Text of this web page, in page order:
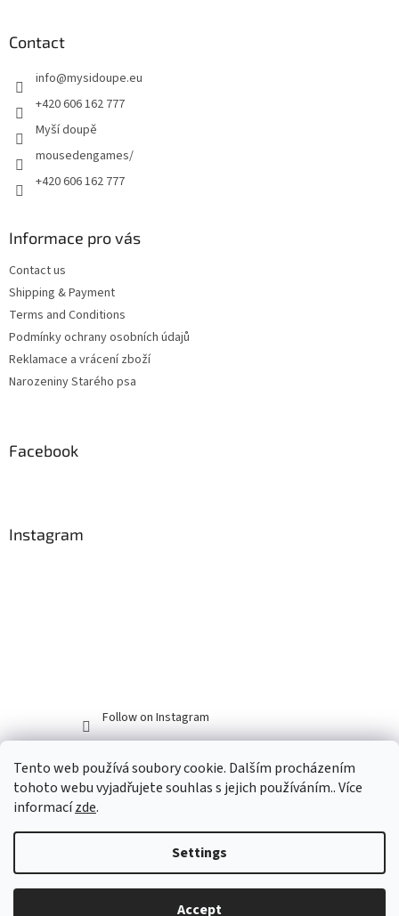
Tento web používá soubory cookie. Dalším procházením
tohoto webu vyjadřujete souhlas s jejich používáním.. Více
informacízde.
Settings
Accept
Contact
info@mysidoupe.eu
+420 606 162 777
Myší doupě
mousedengames/
+420 606 162 777
Informace pro vás
Contact us
Shipping & Payment
Terms and Conditions
Podmínky ochrany osobních údajů
Reklamace a vrácení zboží
Narozeniny Starého psa
Facebook
Instagram
Follow on Instagram
Created by Shoptet
Myší doupě. All rights reserved.